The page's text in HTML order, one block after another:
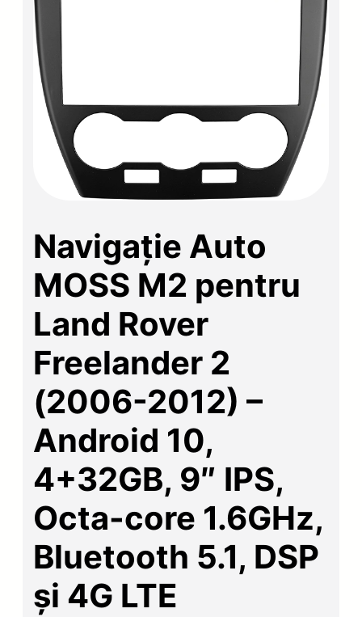
Navigație Auto
MOSS M2 pentru
Land Rover
Freelander 2
(2006-2012) –
Android 10,
4+32GB, 9″ IPS,
Octa-core 1.6GHz,
Bluetooth 5.1, DSP
și 4G LTE